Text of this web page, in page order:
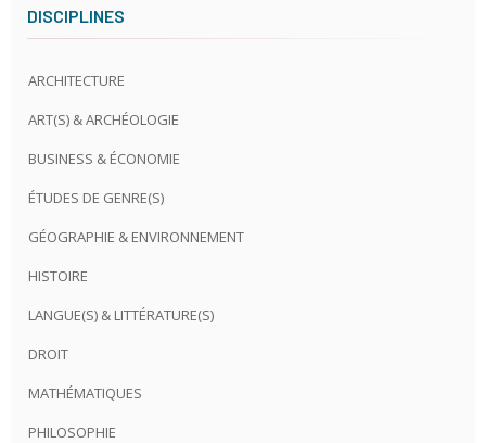
DISCIPLINES
ARCHITECTURE
ART(S) & ARCHÉOLOGIE
BUSINESS & ÉCONOMIE
ÉTUDES DE GENRE(S)
GÉOGRAPHIE & ENVIRONNEMENT
HISTOIRE
LANGUE(S) & LITTÉRATURE(S)
DROIT
MATHÉMATIQUES
PHILOSOPHIE